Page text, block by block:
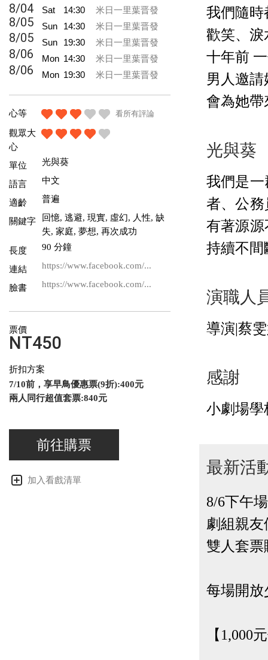
8/04 Sat 14:30 米日一里葉晋發
8/05 Sun 14:30 米日一里葉晋發
8/05 Sun 19:30 米日一里葉晋發
8/06 Mon 14:30 米日一里葉晋發
8/06 Mon 19:30 米日一里葉晋發
心等 看所有評論
觀眾大
心
單位
光與葵
語言 中文
適齡 普遍
關鍵字
回憶, 逃避, 現實, 虛幻, 人性, 缺
失, 家庭, 夢想, 再次成功
長度 90 分鐘
連結 https://www.facebook.com/...
臉書 https://www.facebook.com/...
票價
NT450
折扣方案
7/10前，享早鳥優惠票(9折):400元
兩人同行超值套票:840元
前往購票
加入看戲清單
我們隨時
歡笑、淚
十年前
男人邀
會為她帶
光與葵
我們是
者、公
有著源
持續不間
演職人
導演|蔡
感謝
小劇場學
最新活
8/6下午
劇組親
雙人套票
每場開
【1,000